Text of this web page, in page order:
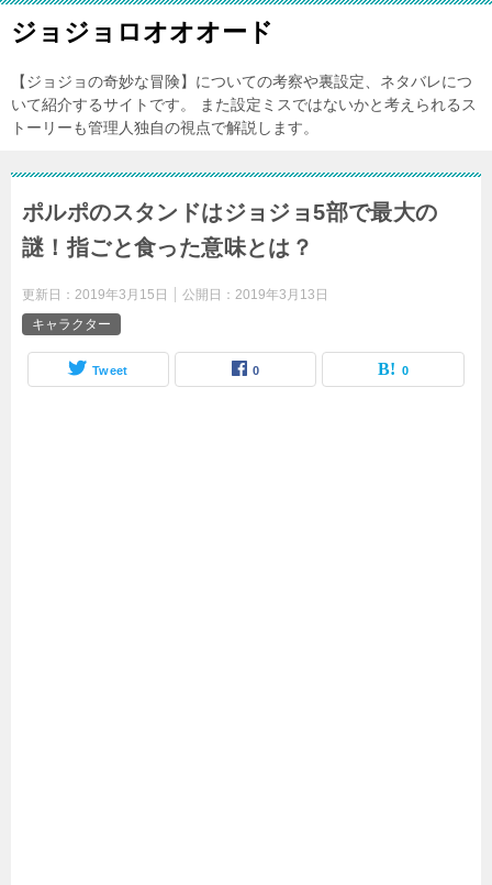
ジョジョロオオオード
【ジョジョの奇妙な冒険】についての考察や裏設定、ネタバレにつ
いて紹介するサイトです。 また設定ミスではないかと考えられるス
トーリーも管理人独自の視点で解説します。
ポルポのスタンドはジョジョ5部で最大の
謎！指ごと食った意味とは？
更新日： 2019年3月15日 公開日： 2019年3月13日
キャラクター
Tweet 0 0